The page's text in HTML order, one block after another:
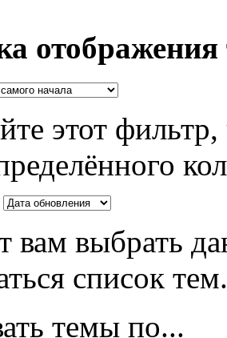
отображения
этот
вам выбрать
список тем.
темы по...